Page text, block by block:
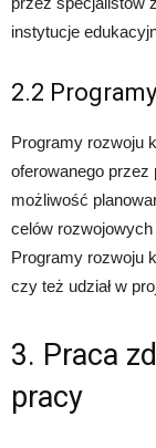
instytucje
2.2
Programy rozwoju
oferowanego
możliwość
celów
Programy rozwoju
czy też udział w
3. Praca
pracy